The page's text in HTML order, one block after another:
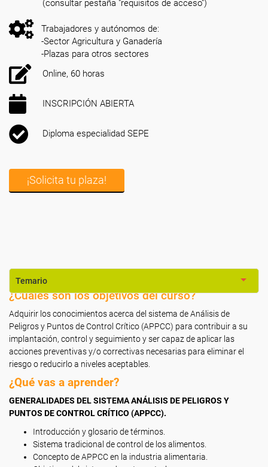
(consultar pestaña "requisitos de acceso")
Trabajadores y autónomos de:
-Sector Agricultura y Ganadería
-Plazas para otros sectores
Online, 60 horas
INSCRIPCIÓN ABIERTA
Diploma especialidad SEPE
¡Solicita tu plaza!
Temario
¿Cuáles son los objetivos del curso?
Adquirir los conocimientos acerca del sistema de Análisis de
Peligros y Puntos de Control Crítico (APPCC) para contribuir a su
implantación, control y seguimiento y ser capaz de aplicar las
acciones preventivas y/o correctivas necesarias para eliminar el
riesgo o reducirlo a niveles aceptables.
¿Qué vas a aprender?
GENERALIDADES DEL SISTEMA ANÁLISIS DE PELIGROS Y
PUNTOS DE CONTROL CRÍTICO (APPCC).
Introducción y glosario de términos.
Sistema tradicional de control de los alimentos.
Concepto de APPCC en la industria alimentaria.